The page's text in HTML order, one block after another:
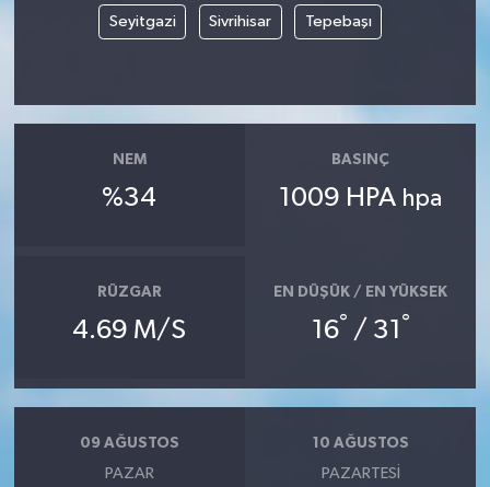
Seyitgazi Sivrihisar Tepebaşı
NEM
%34
BASINÇ
1009 HPA hpa
RÜZGAR
4.69 M/S
EN DÜŞÜK / EN YÜKSEK
16° / 31 °
09 AĞUSTOS
PAZAR
10 AĞUSTOS
PAZARTESI